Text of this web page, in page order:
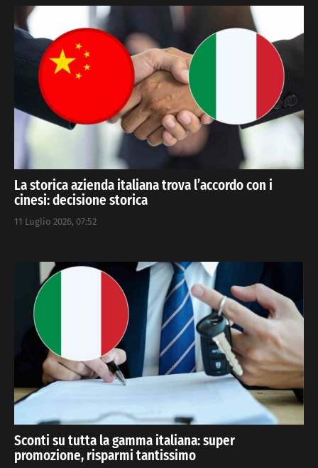
La storica azienda italiana trova l’accordo con i
cinesi: decisione storica
11 Luglio 2026, 07:52
Sconti su tutta la gamma italiana: super
promozione, risparmi tantissimo